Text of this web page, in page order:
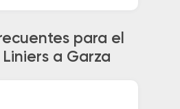
para el
a Garza